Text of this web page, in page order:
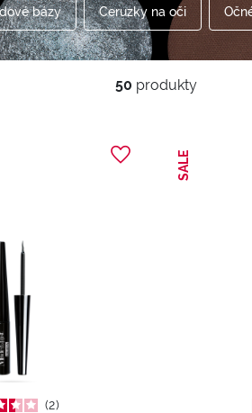
bázy Ceruzky na oči
50 produkty
2
SALE